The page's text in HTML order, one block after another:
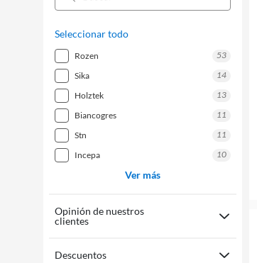
Seleccionar todo
rozen
53
sika
14
holztek
13
biancogres
11
stn
11
incepa
10
Ver más
Opinión de nuestros
clientes
Descuentos